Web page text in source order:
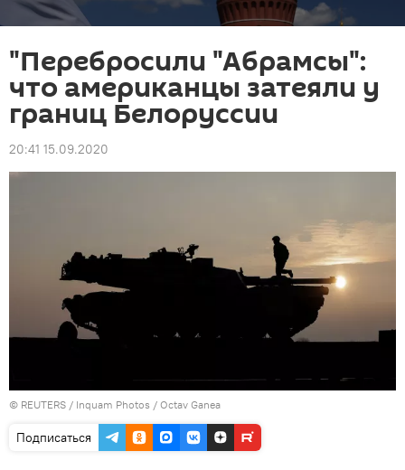
"Перебросили "Абрамсы":
что американцы затеяли у
границ Белоруссии
20:41 15.09.2020
© REUTERS / Inquam Photos / Octav Ganea
Подписаться